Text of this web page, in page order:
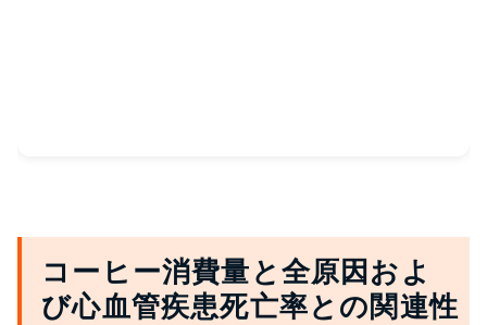
コーヒー消費量と全原因およ
び心血管疾患死亡率との関連性